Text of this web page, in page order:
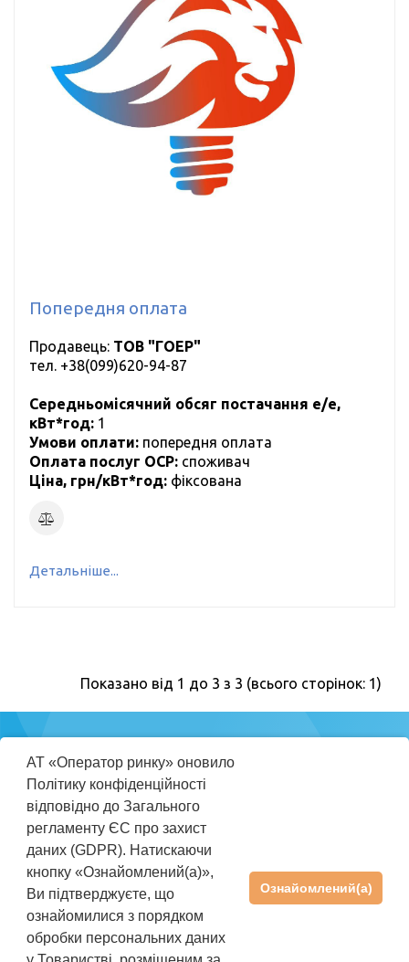
Попередня оплата
Продавець: ТОВ "ГОЕР"
тел. +38(099)620-94-87
Середньомісячний обсяг постачання е/е,
кВт*год: 1
Умови оплати: попередня оплата
Оплата послуг ОСР: cпоживач
Ціна, грн/кВт*год: фіксована
Детальніше...
Показано від 1 до 3 з 3 (всього сторінок: 1)
Міністерство
енергетики
України
ПРАВИЛА КОРИСТУВАННЯ REP
ІНСТРУКЦІЯ КОРИСТУВАЧА
ПІДТРИМКА +38(044) 205-01-36
rep@oree.com.ua
©2026 АТ «Оператор ринку». Усі права захищені
АТ «Оператор ринку» оновило
Політику конфіденційності
відповідно до Загального
регламенту ЄС про захист
даних (GDPR). Натискаючи
кнопку «Ознайомлений(а)»,
Ви підтверджуєте, що
ознайомилися з порядком
обробки персональних даних
Ознайомлений(а)